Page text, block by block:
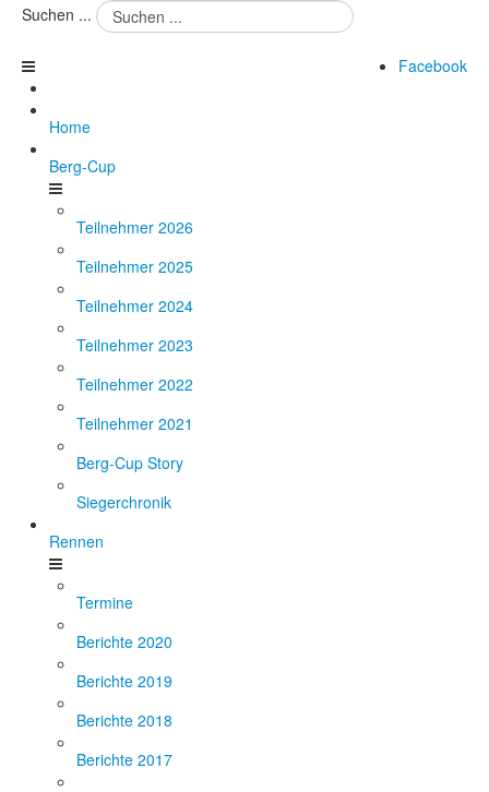
Suchen ...
Facebook
Home
Berg-Cup
Teilnehmer 2026
Teilnehmer 2025
Teilnehmer 2024
Teilnehmer 2023
Teilnehmer 2022
Teilnehmer 2021
Berg-Cup Story
Siegerchronik
Rennen
Termine
Berichte 2020
Berichte 2019
Berichte 2018
Berichte 2017